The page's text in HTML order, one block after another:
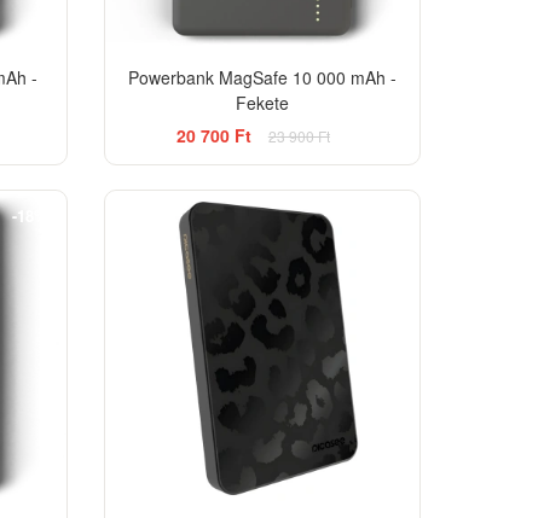
-
Powerbank MagSafe 10 000 mAh -
Fekete
20 700 Ft
23 900 Ft
-18%